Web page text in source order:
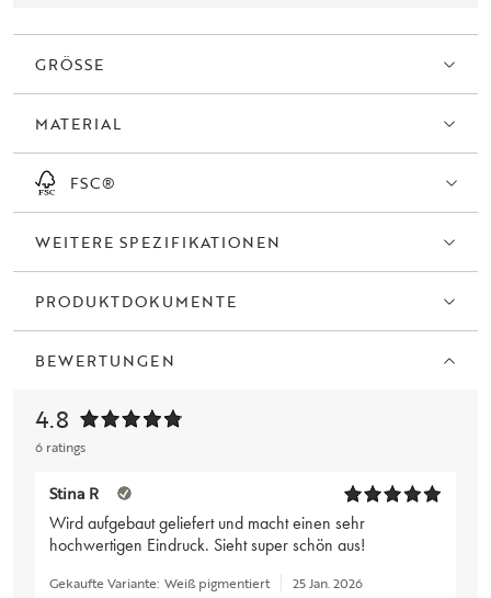
Melstone ist in mehreren Ausführungen erhältlich: als niedrigeres
Sideboard, höheres Sideboard und Kommode.
GRÖSSE
MATERIAL
FSC®
WEITERE SPEZIFIKATIONEN
PRODUKTDOKUMENTE
BEWERTUNGEN
4.8
6 ratings
Stina R
Wird aufgebaut geliefert und macht einen sehr
hochwertigen Eindruck. Sieht super schön aus!
Gekaufte Variante: Weiß pigmentiert 25 Jan. 2026